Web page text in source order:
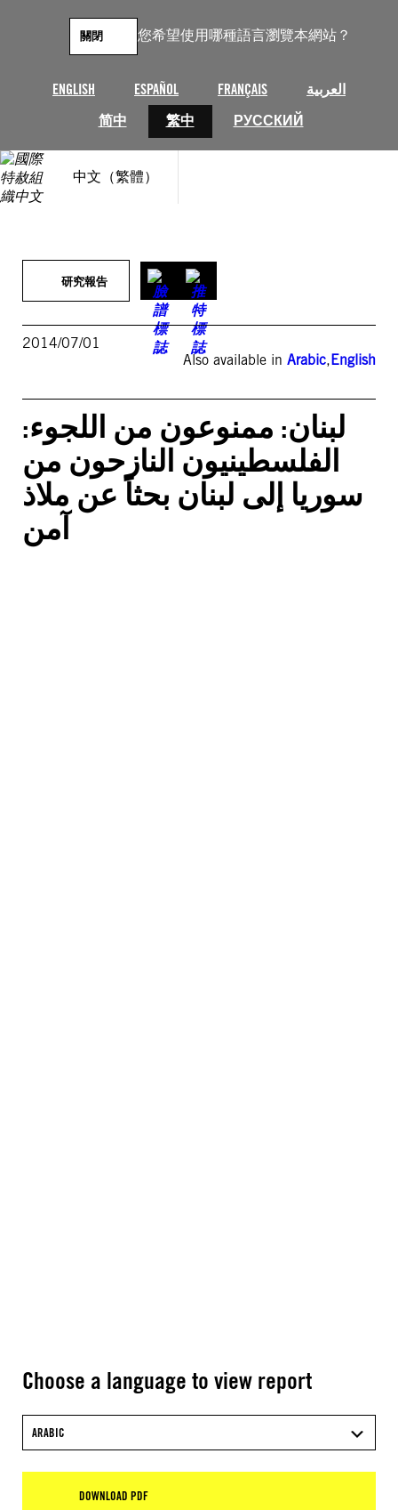
您希望使用哪種語言瀏覽本網站？
ENGLISH ESPAÑOL FRANÇAIS
العربية
简中
繁中 РУССКИЙ
關閉
中文（繁體）
研究報告
2014/07/01
Also available in Arabic,English
لبنان: ممنوعون من اللجوء:
الفلسطينيون النازحون من
سوريا إلى لبنان بحثاً عن ملاذ
آمن
Choose a language to view report
ARABIC
DOWNLOAD PDF